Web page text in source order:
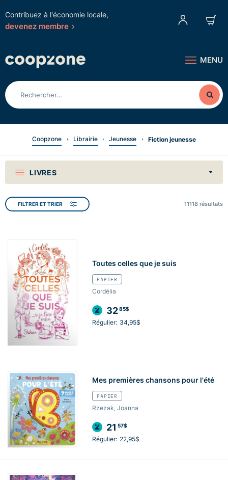
Contribuez à l'économie locale,
devenez membre
MENU
Coopzone Librairie Jeunesse Fiction jeunesse
LIVRES
FILTRER ET TRIER 11118résultats
Toutes celles que je suis
PAPIER
Cordélia
3285$
Régulier: 34,95$
Mes premières chansons pour l'été
PAPIER
Rzezak, Joanna
21 57$
Régulier: 22,95$